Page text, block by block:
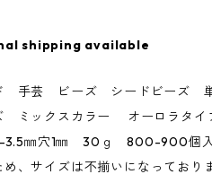
shipping available
手芸 ビーズ シードビーズ
ミックスカラー オーロラタイ
3.5㎜穴1㎜ 30ｇ 800-900個
、サイズは不揃いになっており